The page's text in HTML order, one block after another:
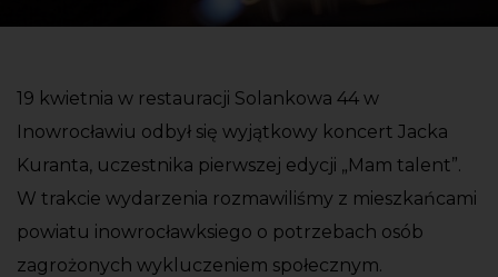
19 kwietnia w restauracji Solankowa 44 w
Inowrocławiu odbył się wyjątkowy koncert Jacka
Kuranta, uczestnika pierwszej edycji „Mam talent”.
W trakcie wydarzenia rozmawiliśmy z mieszkańcami
powiatu inowrocławksiego o potrzebach osób
zagrożonych wykluczeniem społecznym.